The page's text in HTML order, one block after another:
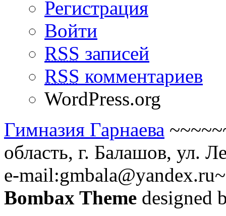
Регистрация
Войти
RSS записей
RSS комментариев
WordPress.org
Гимназия Гарнаева
область, г. Балашов, ул.
e-mail:gmbala@yandex.ru
Bombax Theme designed